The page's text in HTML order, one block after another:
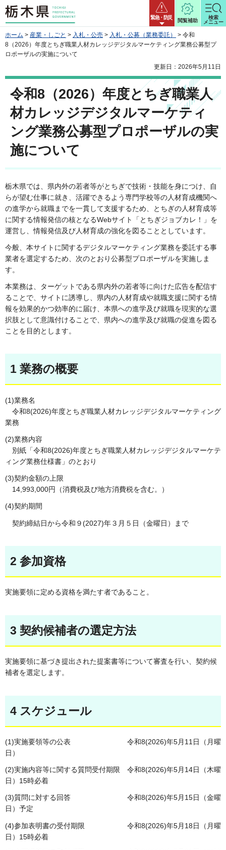
栃木県 緊急・防災
閲覧補助
検索
メニュー
ホーム > 産業・しごと > 入札・公売 > 入札・公募（業務委託）
> 令和
8（2026）年度とちぎ職業人材カレッジデジタルマーケティング業務公募型プ
ロポーザルの実施について
更新日：2026年5月11日
令和8（2026）年度とちぎ職業人
材カレッジデジタルマーケティ
ング業務公募型プロポーザルの実
施について
栃木県では、県内外の若者等がとちぎで技術・技能を身につけ、自
らが望む仕事に就き、活躍できるよう専門学校等の人材育成機関へ
の進学から就職までを一貫して支援するため、とちぎの人材育成等
に関する情報発信の核となるWebサイト「とちぎジョブカレ！」を
運営し、情報発信及び人材育成の強化を図ることとしています。
今般、本サイトに関するデジタルマーケティング業務を委託する事
業者を選定するため、次のとおり公募型プロポーザルを実施しま
す。
本業務は、ターゲットである県内外の若者等に向けた広告を配信す
ることで、サイトに誘導し、県内の人材育成や就職支援に関する情
報を効果的かつ効率的に届け、本県への進学及び就職を現実的な選
択肢として意識付けることで、県内への進学及び就職の促進を図る
ことを目的とします。
1 業務の概要
(1)業務名
令和8(2026)年度とちぎ職業人材カレッジデジタルマーケティング
業務
(2)業務内容
別紙「令和8(2026)年度とちぎ職業人材カレッジデジタルマーケテ
ィング業務仕様書」のとおり
(3)契約金額の上限
14,993,000円（消費税及び地方消費税を含む。）
(4)契約期間
契約締結日から令和９(2027)年３月５日（金曜日）まで
2 参加資格
実施要領に定める資格を満たす者であること。
3 契約候補者の選定方法
実施要領に基づき提出された提案書等について審査を行い、契約候
補者を選定します。
4 スケジュール
(1)実施要領等の公表 令和8(2026)年5月11日（月曜
日）
(2)実施内容等に関する質問受付期限 令和8(2026)年5月14日（木曜
日）15時必着
(3)質問に対する回答 令和8(2026)年5月15日（金曜
日）予定
(4)参加表明書の受付期限 令和8(2026)年5月18日（月曜
日）15時必着